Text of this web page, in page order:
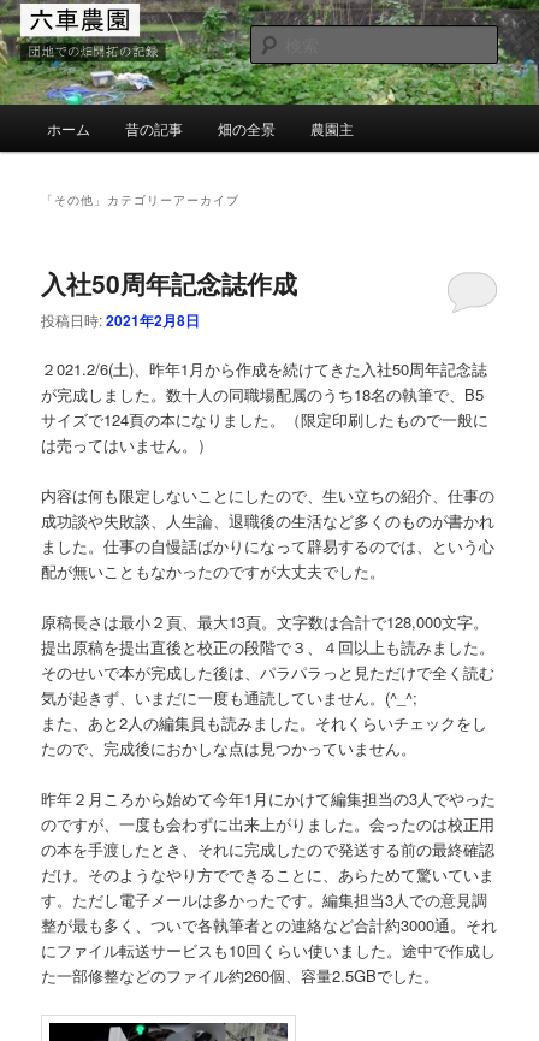
メ
イ
ン
コ
サ
ブ
コ
ン
MG六車農園
団地での畑の開墾と野菜作り
検
索
ホーム 昔の記事 畑の全景 農園主
「 その他 」カテゴリーアーカイブ
入社50周年記念誌作成
投稿日時:2021年2月8日
２021.2/6(土)、昨年1月から作成を続けてきた入社50周年記念誌
が完成しました。数十人の同職場配属のうち18名の執筆で、B5
サイズで124頁の本になりました。（限定印刷したもので一般に
は売ってはいません。）
内容は何も限定しないことにしたので、生い立ちの紹介、仕事の
成功談や失敗談、人生論、退職後の生活など多くのものが書かれ
ました。仕事の自慢話ばかりになって辟易するのでは、という心
配が無いこともなかったのですが大丈夫でした。
原稿長さは最小２頁、最大13頁。文字数は合計で128,000文字。
提出原稿を提出直後と校正の段階で３、４回以上も読みました。
そのせいで本が完成した後は、パラパラっと見ただけで全く読む
気が起きず、いまだに一度も通読していません。(^_^;
また、あと2人の編集員も読みました。それくらいチェックをし
たので、完成後におかしな点は見つかっていません。
昨年２月ころから始めて今年1月にかけて編集担当の3人でやった
のですが、一度も会わずに出来上がりました。会ったのは校正用
の本を手渡したとき、それに完成したので発送する前の最終確認
だけ。そのようなやり方でできることに、あらためて驚いていま
す。ただし電子メールは多かったです。編集担当3人での意見調
整が最も多く、ついで各執筆者との連絡など合計約3000通。それ
にファイル転送サービスも10回くらい使いました。途中で作成し
た一部修整などのファイル約260個、容量2.5GBでした。